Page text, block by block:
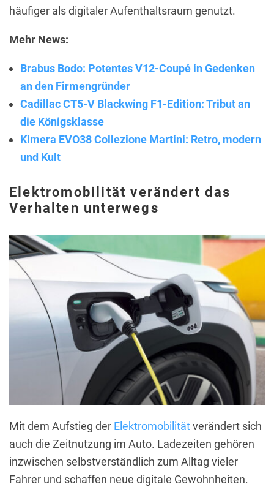
häufiger als digitaler Aufenthaltsraum genutzt.
Mehr News:
Brabus Bodo: Potentes V12-Coupé in Gedenken
an den Firmengründer
Cadillac CT5-V Blackwing F1-Edition: Tribut an
die Königsklasse
Kimera EVO38 Collezione Martini: Retro, modern
und Kult
Elektromobilität verändert das
Verhalten unterwegs
Mit dem Aufstieg der Elektromobilitätverändert sich
auch die Zeitnutzung im Auto. Ladezeiten gehören
inzwischen selbstverständlich zum Alltag vieler
Fahrer und schaffen neue digitale Gewohnheiten.